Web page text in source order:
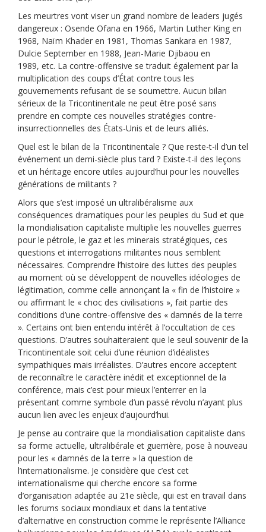
Les meurtres vont viser un grand nombre de leaders jugés
dangereux : Osende Ofana en 1966, Martin Luther King en
1968, Naïm Khader en 1981, Thomas Sankara en 1987,
Dulcie September en 1988, Jean-Marie Djibaou en
1989, etc. La contre-offensive se traduit également par la
multiplication des coups d’État contre tous les
gouvernements refusant de se soumettre. Aucun bilan
sérieux de la Tricontinentale ne peut être posé sans
prendre en compte ces nouvelles stratégies contre-
insurrectionnelles des États-Unis et de leurs alliés.
Quel est le bilan de la Tricontinentale ? Que reste-t-il d’un tel
événement un demi-siècle plus tard ? Existe-t-il des leçons
et un héritage encore utiles aujourd’hui pour les nouvelles
générations de militants ?
Alors que s’est imposé un ultralibéralisme aux
conséquences dramatiques pour les peuples du Sud et que
la mondialisation capitaliste multiplie les nouvelles guerres
pour le pétrole, le gaz et les minerais stratégiques, ces
questions et interrogations militantes nous semblent
nécessaires. Comprendre l’histoire des luttes des peuples
au moment où se développent de nouvelles idéologies de
légitimation, comme celle annonçant la « fin de l’histoire »
ou affirmant le « choc des civilisations », fait partie des
conditions d’une contre-offensive des « damnés de la terre
». Certains ont bien entendu intérêt à l’occultation de ces
questions. D’autres souhaiteraient que le seul souvenir de la
Tricontinentale soit celui d’une réunion d’idéalistes
sympathiques mais irréalistes. D’autres encore acceptent
de reconnaître le caractère inédit et exceptionnel de la
conférence, mais c’est pour mieux l’enterrer en la
présentant comme symbole d’un passé révolu n’ayant plus
aucun lien avec les enjeux d’aujourd’hui.
Je pense au contraire que la mondialisation capitaliste dans
sa forme actuelle, ultralibérale et guerrière, pose à nouveau
pour les « damnés de la terre » la question de
l’internationalisme. Je considère que c’est cet
internationalisme qui cherche encore sa forme
d’organisation adaptée au 21e siècle, qui est en travail dans
les forums sociaux mondiaux et dans la tentative
d’alternative en construction comme le représente l’Alliance